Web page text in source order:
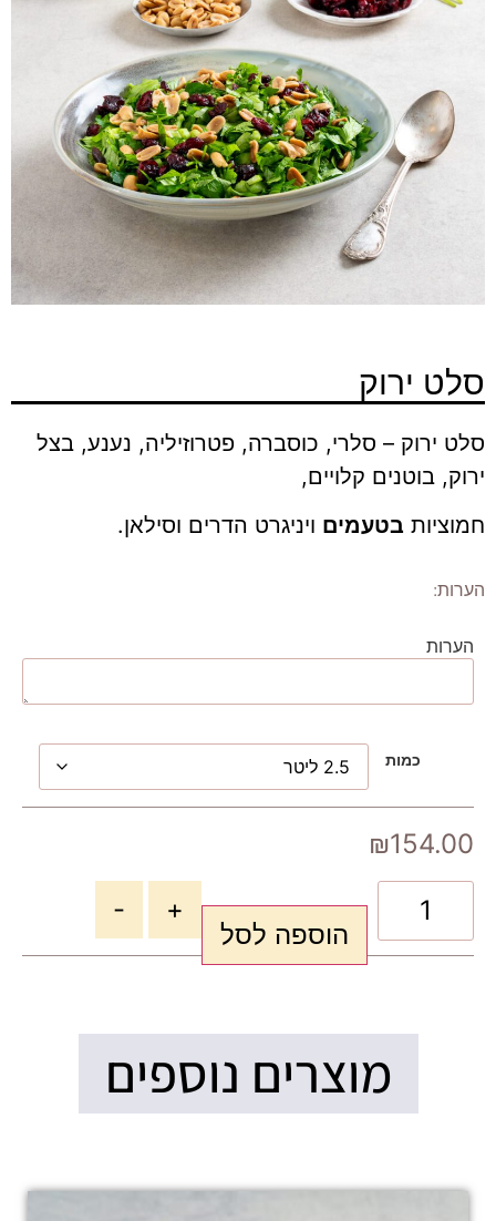
סלט ירוק
סלט ירוק – סלרי, כוסברה, פטרוזיליה, נענע, בצל
ירוק, בוטנים קלויים,
חמוציות בטעמים ויניגרט הדרים וסילאן.
הערות:
הערות
כמות
₪154.00
+
-
הוספה לסל
מוצרים נוספים